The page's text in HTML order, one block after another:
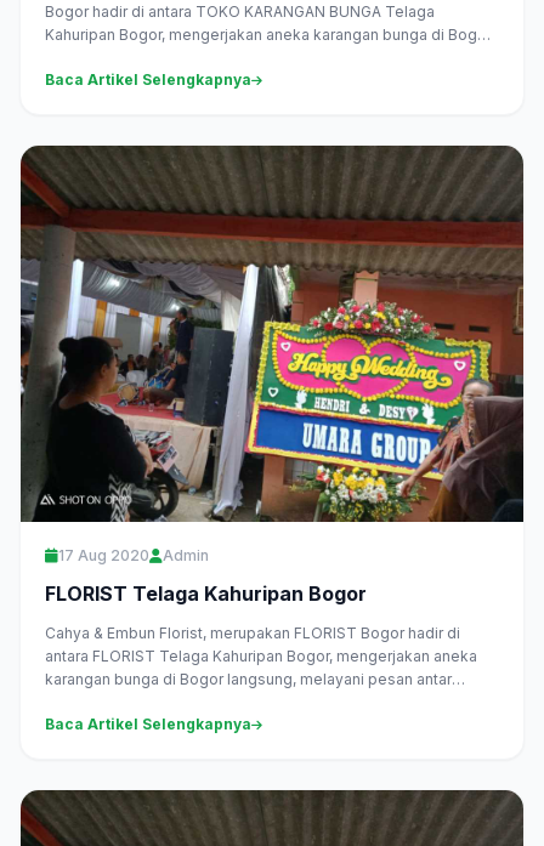
Bogor hadir di antara TOKO KARANGAN BUNGA Telaga
Kahuripan Bogor, mengerjakan aneka karangan bunga di Bogor
Baca Artikel Selengkapnya
17 Aug 2020 Admin
FLORIST Telaga Kahuripan Bogor
Cahya & Embun Florist, merupakan FLORIST Bogor hadir di
antara FLORIST Telaga Kahuripan Bogor, mengerjakan aneka
karangan bunga di Bogor langsung, melayani pesan antar
Baca Artikel Selengkapnya